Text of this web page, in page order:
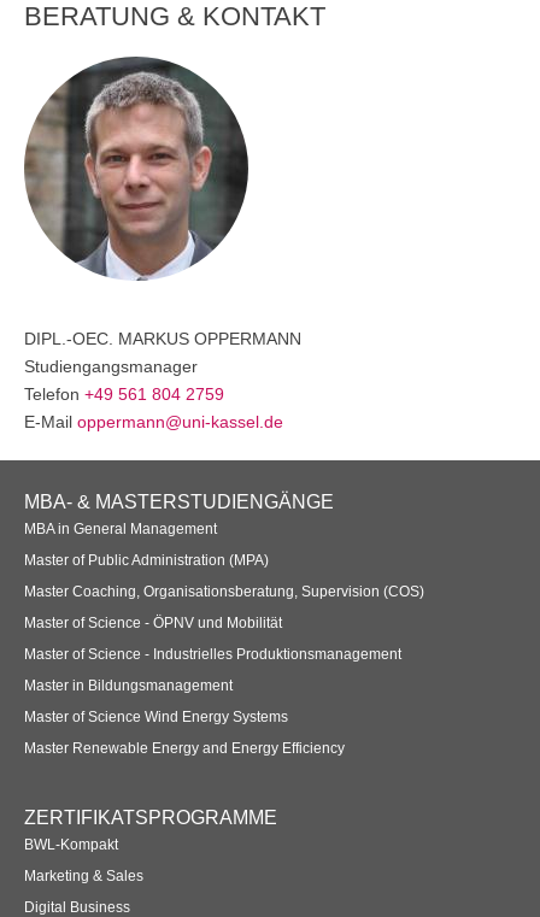
BERATUNG & KONTAKT
DIPL.-OEC. MARKUS OPPERMANN
Studiengangsmanager
Telefon +49 561 804 2759
E-Mail oppermann@uni-kassel.de
Footer
Navigation
MBA- & MASTERSTUDIENGÄNGE
MBA in General Management
Master of Public Administration (MPA)
Master Coaching, Organisationsberatung, Supervision (COS)
Master of Science - ÖPNV und Mobilität
Master of Science - Industrielles Produktionsmanagement
Master in Bildungsmanagement
Master of Science Wind Energy Systems
Master Renewable Energy and Energy Efficiency
ZERTIFIKATSPROGRAMME
BWL-Kompakt
Marketing & Sales
Digital Business